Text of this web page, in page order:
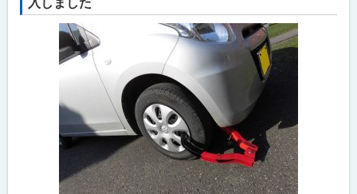
が
困
ッ